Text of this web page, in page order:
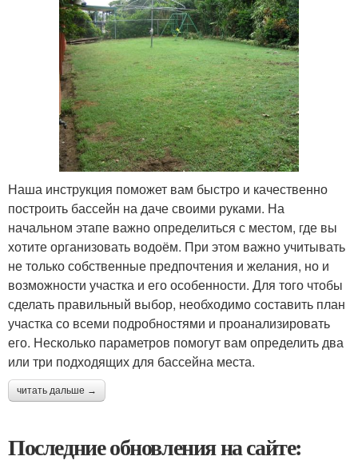
Наша инструкция поможет вам быстро и качественно
построить бассейн на даче своими руками. На
начальном этапе важно определиться с местом, где вы
хотите организовать водоём. При этом важно учитывать
не только собственные предпочтения и желания, но и
возможности участка и его особенности. Для того чтобы
сделать правильный выбор, необходимо составить план
участка со всеми подробностями и проанализировать
его. Несколько параметров помогут вам определить два
или три подходящих для бассейна места.
читать дальше →
Последние обновления на сайте: